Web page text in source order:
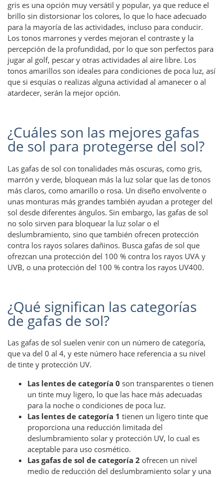
gris es una opción muy versátil y popular, ya que reduce el
brillo sin distorsionar los colores, lo que lo hace adecuado
para la mayoría de las actividades, incluso para conducir.
Los tonos marrones y verdes mejoran el contraste y la
percepción de la profundidad, por lo que son perfectos para
jugar al golf, pescar y otras actividades al aire libre. Los
tonos amarillos son ideales para condiciones de poca luz, así
que si esquías o realizas alguna actividad al amanecer o al
atardecer, serán la mejor opción.
¿Cuáles son las mejores gafas
de sol para protegerse del sol?
Las gafas de sol con tonalidades más oscuras, como gris,
marrón y verde, bloquean más la luz solar que las de tonos
más claros, como amarillo o rosa. Un diseño envolvente o
unas monturas más grandes también ayudan a proteger del
sol desde diferentes ángulos. Sin embargo, las gafas de sol
no solo sirven para bloquear la luz solar o el
deslumbramiento, sino que también ofrecen protección
contra los rayos solares dañinos. Busca gafas de sol que
ofrezcan una protección del 100 % contra los rayos UVA y
UVB, o una protección del 100 % contra los rayos UV400.
¿Qué significan las categorías
de gafas de sol?
Las gafas de sol suelen venir con un número de categoría,
que va del 0 al 4, y este número hace referencia a su nivel
de tinte y protección UV.
Las lentes de categoría 0 son transparentes o tienen
un tinte muy ligero, lo que las hace más adecuadas
para la noche o condiciones de poca luz.
Las lentes de categoría 1 tienen un ligero tinte que
proporciona una reducción limitada del
deslumbramiento solar y protección UV, lo cual es
aceptable para uso cosmético.
Las gafas de sol de categoría 2 ofrecen un nivel
medio de reducción del deslumbramiento solar y una